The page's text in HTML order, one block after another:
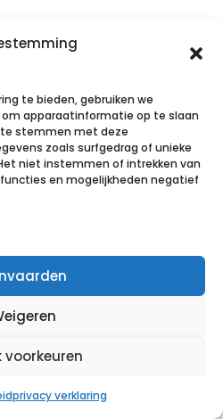
te bieden, gebruiken we
apparaatinformatie op te slaan
stemmen met deze
zoals surfgedrag of unieke
niet instemmen of intrekken van
en mogelijkheden negatief
voorkeuren
privacy verklaring